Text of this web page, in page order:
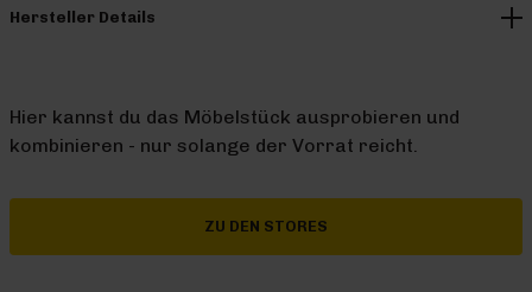
Hersteller Details
Hier kannst du das Möbelstück ausprobieren und
kombinieren - nur solange der Vorrat reicht.
ZU DEN STORES